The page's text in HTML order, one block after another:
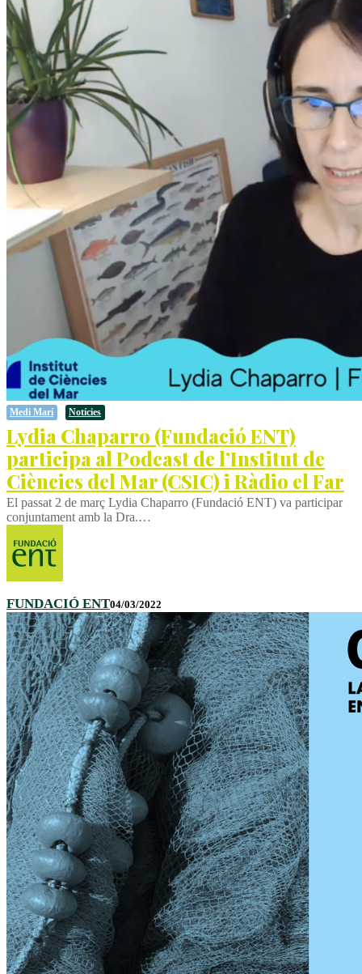
Medi Marí Notícies
Lydia Chaparro (Fundació ENT)
participa al Podcast de l’Institut de
Ciències del Mar (CSIC) i Ràdio el Far
El passat 2 de març Lydia Chaparro (Fundació ENT) va participar
conjuntament amb la Dra.…
FUNDACIÓ ENT04/03/2022